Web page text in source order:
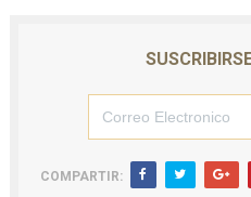
COMPARTIR: